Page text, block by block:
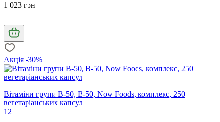
1 023 грн
Акція -30%
Вітаміни групи В-50, B-50, Now Foods, комплекс, 250
вегетаріанських капсул
12